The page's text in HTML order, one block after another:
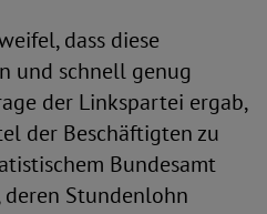
dass diese
und schnell genug
der Linkspartei ergab,
der Beschäftigten zu
Bundesamt
Stundenlohn